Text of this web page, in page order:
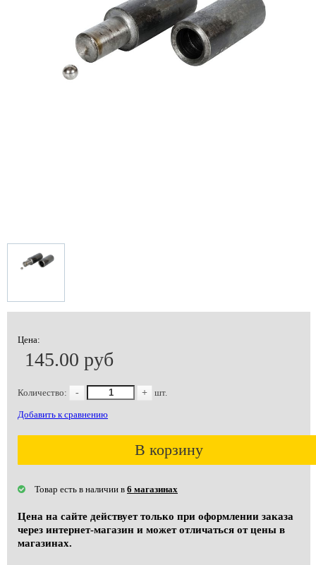
Цена:
145.00 руб
Количество: - + шт.
Добавить к сравнению
В корзину
Товар есть в наличии в 6 магазинах
Цена на сайте действует только при оформлении заказа
через интернет-магазин и может отличаться от цены в
магазинах.